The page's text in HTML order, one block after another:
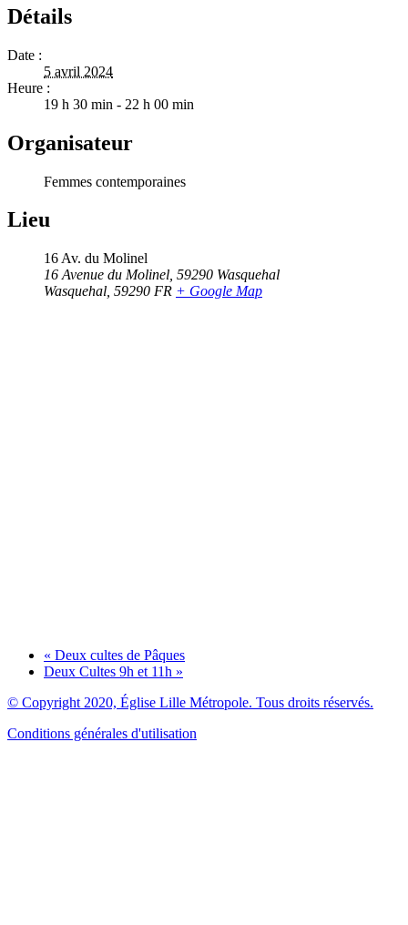
Détails
Date :
5 avril 2024
Heure :
19 h 30 min - 22 h 00 min
Organisateur
Femmes contemporaines
Lieu
16 Av. du Molinel
16 Avenue du Molinel, 59290 Wasquehal
Wasquehal 59290 FR + Google Map
« Deux cultes de Pâques
Deux Cultes 9h et 11h »
© Copyright 2020, Église Lille Métropole. Tous droits réservés.
Conditions générales d'utilisation